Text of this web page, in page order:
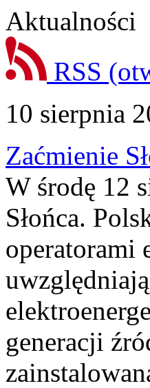
Aktualności
RSS
10 sierpnia
Zaćmienie
W środę 12
Słońca.
operatorami
generacji